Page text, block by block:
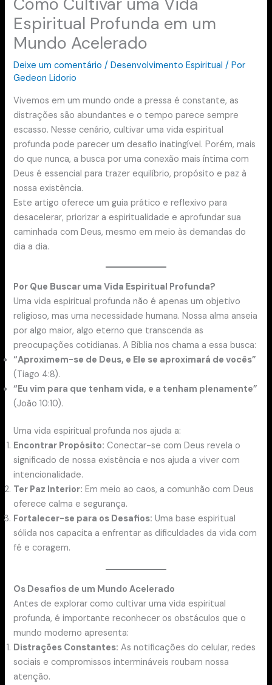
Espiritual Profunda em um
Mundo Acelerado
Deixe um comentário /Desenvolvimento Espiritual / Por
Gedeon Lidorio
Vivemos em um mundo onde a pressa é constante, as
distrações são abundantes e o tempo parece sempre
escasso. Nesse cenário, cultivar uma vida espiritual
profunda pode parecer um desafio inatingível. Porém, mais
do que nunca, a busca por uma conexão mais íntima com
Deus é essencial para trazer equilíbrio, propósito e paz à
nossa existência.
Este artigo oferece um guia prático e reflexivo para
desacelerar, priorizar a espiritualidade e aprofundar sua
caminhada com Deus, mesmo em meio às demandas do
dia a dia.
Por Que Buscar uma Vida Espiritual Profunda?
Uma vida espiritual profunda não é apenas um objetivo
religioso, mas uma necessidade humana. Nossa alma anseia
por algo maior, algo eterno que transcenda as
preocupações cotidianas. A Bíblia nos chama a essa busca:
“Aproximem-se de Deus, e Ele se aproximará de vocês”
(Tiago 4:8).
“Eu vim para que tenham vida, e a tenham plenamente”
(João 10:10).
Uma vida espiritual profunda nos ajuda a:
Encontrar Propósito: Conectar-se com Deus revela o
significado de nossa existência e nos ajuda a viver com
intencionalidade.
Ter Paz Interior: Em meio ao caos, a comunhão com Deus
oferece calma e segurança.
Fortalecer-se para os Desafios: Uma base espiritual
sólida nos capacita a enfrentar as dificuldades da vida com
fé e coragem.
Os Desafios de um Mundo Acelerado
Antes de explorar como cultivar uma vida espiritual
profunda, é importante reconhecer os obstáculos que o
mundo moderno apresenta:
Distrações Constantes: As notificações do celular, redes
sociais e compromissos intermináveis roubam nossa
atenção.